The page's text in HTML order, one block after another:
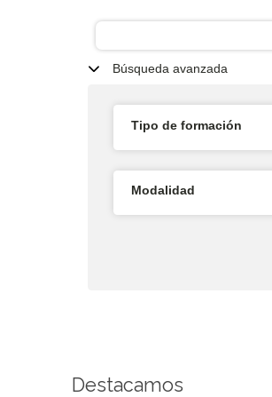
Búsqueda avanzada
Tipo de formación
Modalidad
Destacamos